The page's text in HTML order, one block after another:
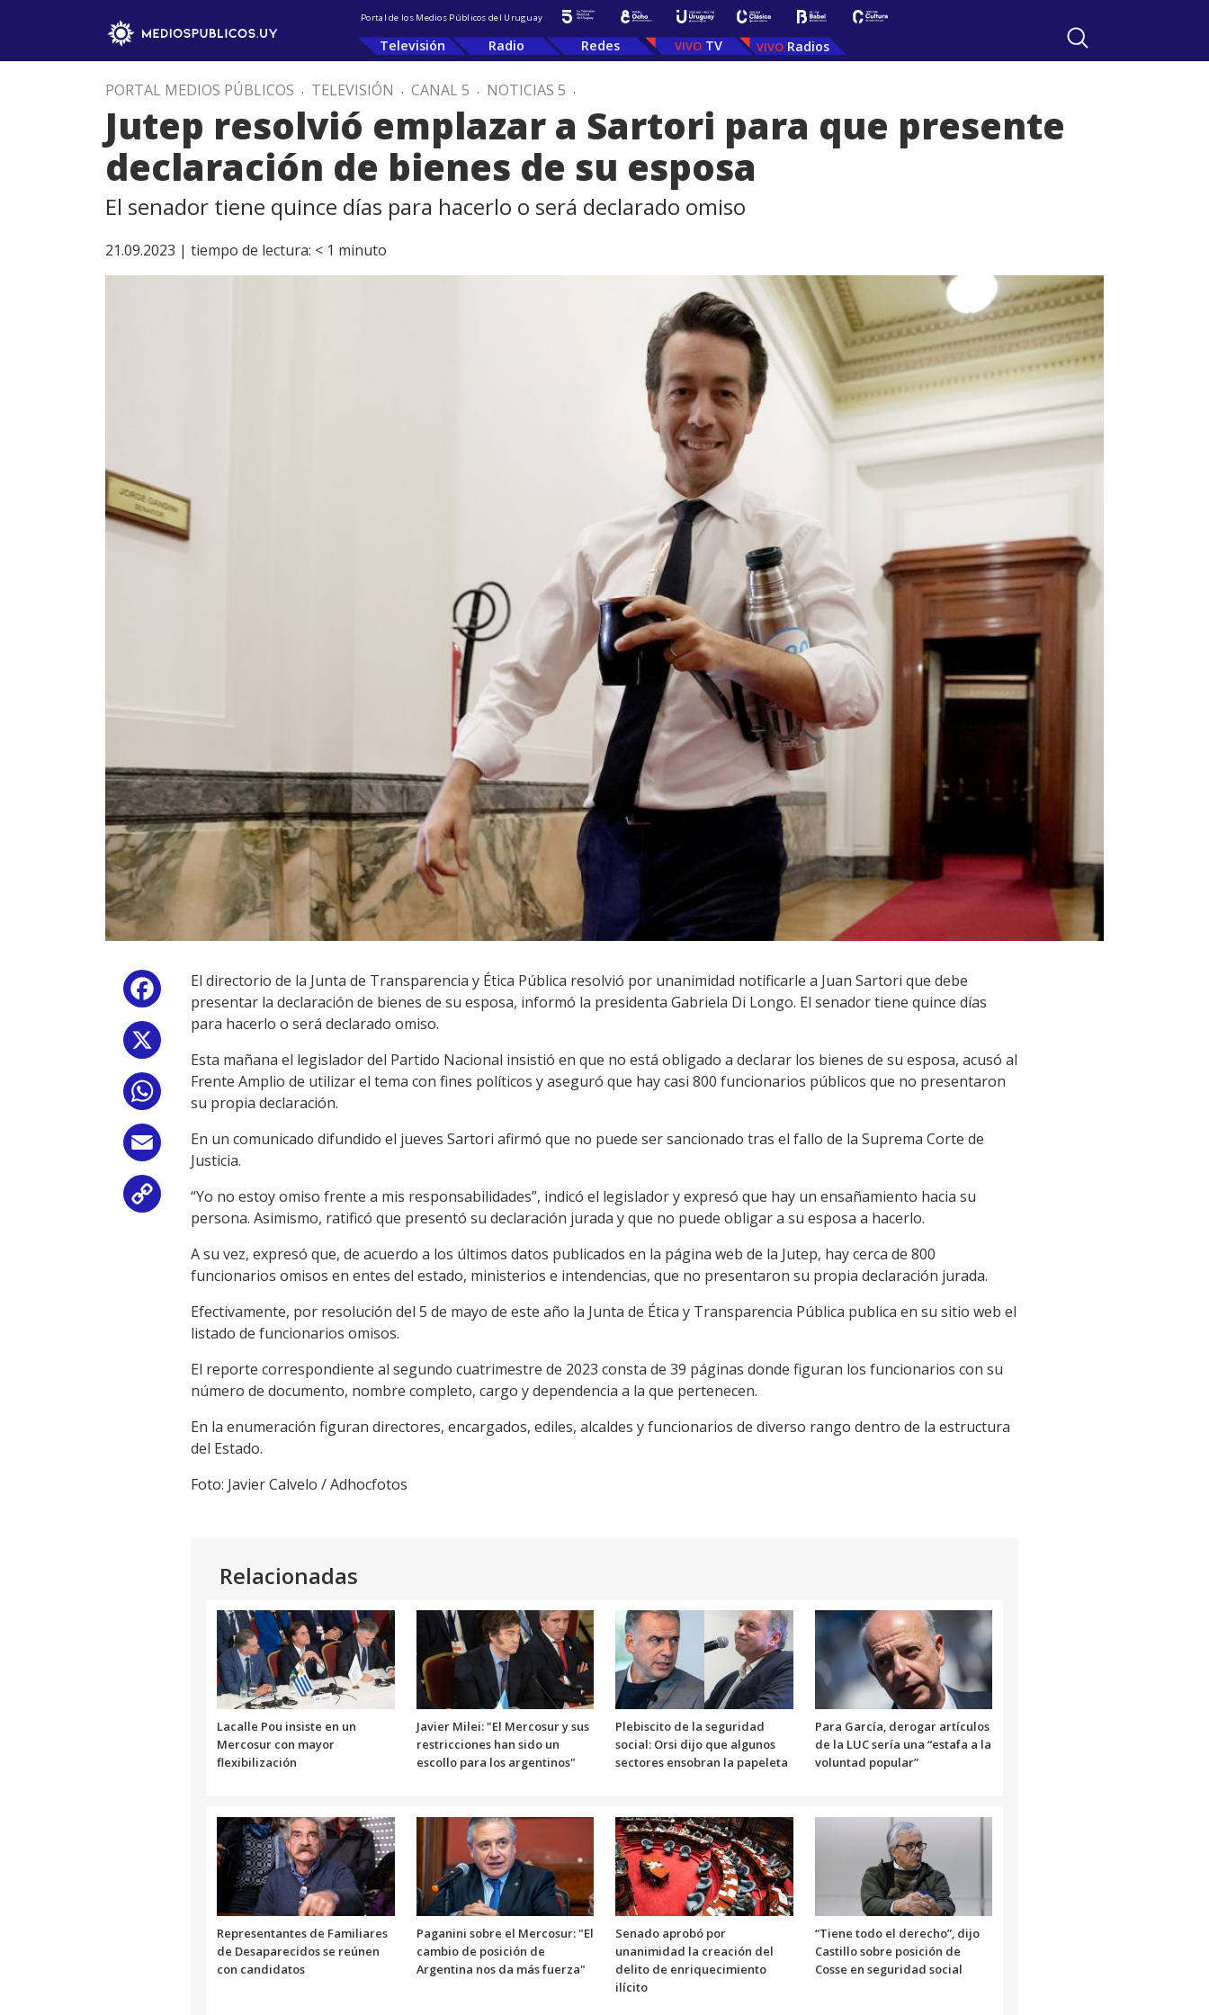
Portal de los Medios Públicos del Uruguay
Televisión Radio Redes TV Radios
PORTAL MEDIOS PÚBLICOS . TELEVISIÓN . CANAL 5 . NOTICIAS 5 .
Jutep resolvió emplazar a Sartori para que presente
declaración de bienes de su esposa
El senador tiene quince días para hacerlo o será declarado omiso
21.09.2023 | tiempo de lectura: < 1 minuto
Facebook
Email
Copy
El directorio de la Junta de Transparencia y Ética Pública resolvió por unanimidad notificarle a Juan Sartori que debe
presentar la declaración de bienes de su esposa, informó la presidenta Gabriela Di Longo. El senador tiene quince días
para hacerlo o será declarado omiso.
Esta mañana el legislador del Partido Nacional insistió en que no está obligado a declarar los bienes de su esposa, acusó al
Frente Amplio de utilizar el tema con fines políticos y aseguró que hay casi 800 funcionarios públicos que no presentaron
su propia declaración.
En un comunicado difundido el jueves Sartori afirmó que no puede ser sancionado tras el fallo de la Suprema Corte de
Justicia.
“Yo no estoy omiso frente a mis responsabilidades”, indicó el legislador y expresó que hay un ensañamiento hacia su
persona. Asimismo, ratificó que presentó su declaración jurada y que no puede obligar a su esposa a hacerlo.
A su vez, expresó que, de acuerdo a los últimos datos publicados en la página web de la Jutep, hay cerca de 800
funcionarios omisos en entes del estado, ministerios e intendencias, que no presentaron su propia declaración jurada.
Efectivamente, por resolución del 5 de mayo de este año la Junta de Ética y Transparencia Pública publica en su sitio web el
listado de funcionarios omisos.
El reporte correspondiente al segundo cuatrimestre de 2023 consta de 39 páginas donde figuran los funcionarios con su
número de documento, nombre completo, cargo y dependencia a la que pertenecen.
En la enumeración figuran directores, encargados, ediles, alcaldes y funcionarios de diverso rango dentro de la estructura
del Estado.
Foto: Javier Calvelo / Adhocfotos
Relacionadas
Lacalle Pou insiste en un
Mercosur con mayor
flexibilización
Javier Milei: "El Mercosur y sus
restricciones han sido un
escollo para los argentinos"
Plebiscito de la seguridad
social: Orsi dijo que algunos
sectores ensobran la papeleta
Para García, derogar artículos
de la LUC sería una “estafa a la
voluntad popular”
Representantes de Familiares
de Desaparecidos se reúnen
con candidatos
Paganini sobre el Mercosur: "El
cambio de posición de
Argentina nos da más fuerza"
Senado aprobó por
unanimidad la creación del
delito de enriquecimiento
ilícito
“Tiene todo el derecho”, dijo
Castillo sobre posición de
Cosse en seguridad social